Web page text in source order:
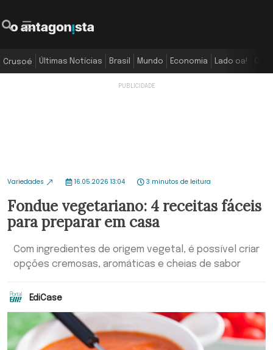
Crusoé Últimas Notícias Brasil Mundo Economia Lado oa!
Variedades 16.05.2026 13:04 3 minutos de leitura
Fondue vegetariano: 4 receitas fáceis
para preparar em casa
Com ingredientes de origem vegetal, é possível criar
opções cremosas, aromáticas e cheias de sabor
EdiCase